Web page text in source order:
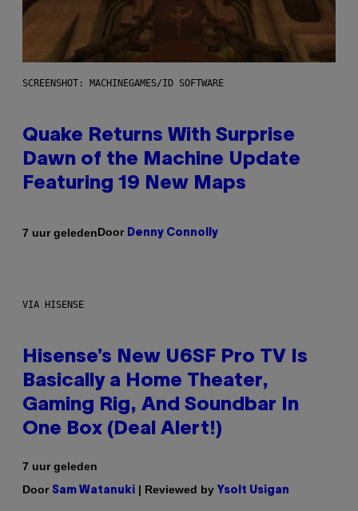
SCREENSHOT: MACHINEGAMES/ID SOFTWARE
Quake Returns With Surprise
Dawn of the Machine Update
Featuring 19 New Maps
7 uur geledenDoor Denny Connolly
VIA HISENSE
Hisense’s New U6SF Pro TV Is
Basically a Home Theater,
Gaming Rig, And Soundbar In
One Box (Deal Alert!)
7 uur geleden
Door Sam Watanuki | Reviewed by Ysolt Usigan